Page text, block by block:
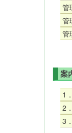
管
管
管
案
1
2
3